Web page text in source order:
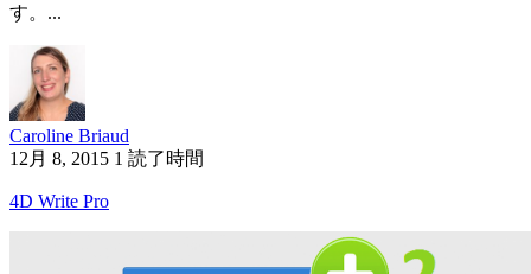
す。...
Caroline Briaud
12月 8, 2015 1 読了時間
4D Write Pro